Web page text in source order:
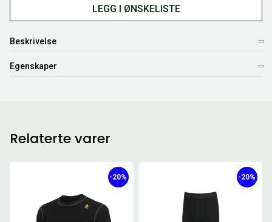
LEGG I ØNSKELISTE
Beskrivelse
Egenskaper
Relaterte varer
-20% -20%